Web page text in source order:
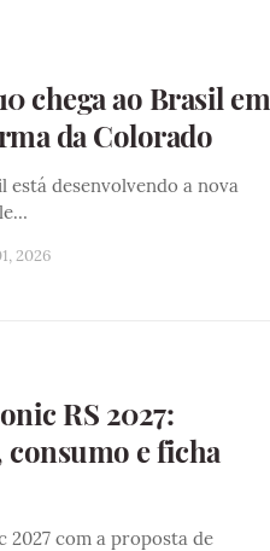
chega ao Brasil em
da Colorado
está desenvolvendo a nova
2026
RS 2027:
consumo e ficha
2027 com a proposta de